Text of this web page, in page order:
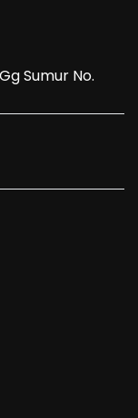
Sumur No.